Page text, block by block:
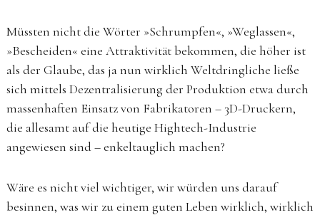
Müssten nicht die Wörter »Schrumpfen«, »Weglassen«,
»Bescheiden« eine Attraktivität bekommen, die höher ist
als der Glaube, das ja nun wirklich Weltdringliche ließe
sich mittels Dezentralisierung der Produktion etwa durch
massenhaften Einsatz von Fabrikatoren – 3D-Druckern,
die allesamt auf die heutige Hightech-Industrie
angewiesen sind – enkeltauglich machen?
Wäre es nicht viel wichtiger, wir würden uns darauf
besinnen, was wir zu einem guten Leben wirklich, wirklich